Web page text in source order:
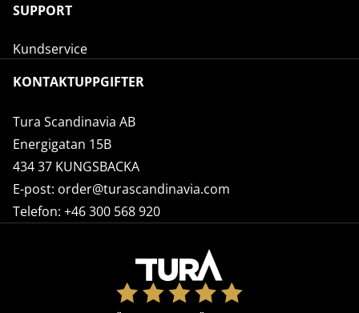
SUPPORT
Kundservice
KONTAKTUPPGIFTER
Tura Scandinavia AB
Energigatan 15B
434 37 KUNGSBACKA
E-post: order@turascandinavia.com
Telefon: +46 300 568 920